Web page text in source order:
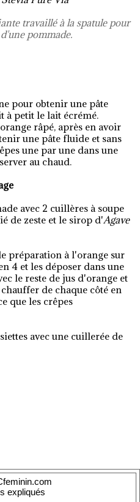
travaillé à la spatule pour
pommade.
pour obtenir une pâte
à petit le lait écrémé.
râpé, après en avoir
une pâte fluide et sans
une par une dans une
au chaud.
avec 2 cuillères à soupe
de zeste et le sirop d'Agave
préparation à l'orange sur
4 et les déposer dans une
le reste de jus d'orange et
de chaque côté en
que les crêpes
avec une cuillerée de